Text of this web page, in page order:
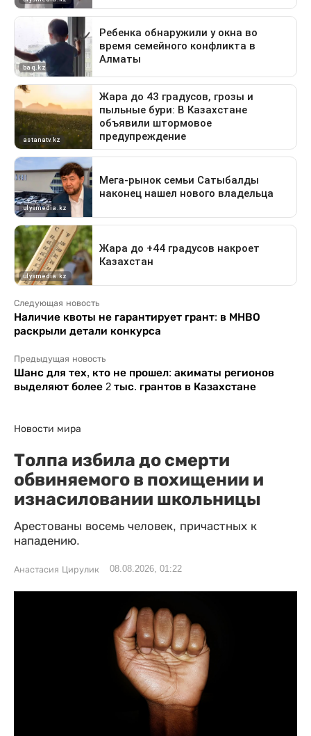
Следующая новость
Наличие квоты не гарантирует грант: в МНВО
раскрыли детали конкурса
Предыдущая новость
Шанс для тех, кто не прошел: акиматы регионов
выделяют более 2 тыс. грантов в Казахстане
Новости мира
Толпа избила до смерти
обвиняемого в похищении и
изнасиловании школьницы
Арестованы восемь человек, причастных к
нападению.
Анастасия Цирулик 08.08.2026, 01:22